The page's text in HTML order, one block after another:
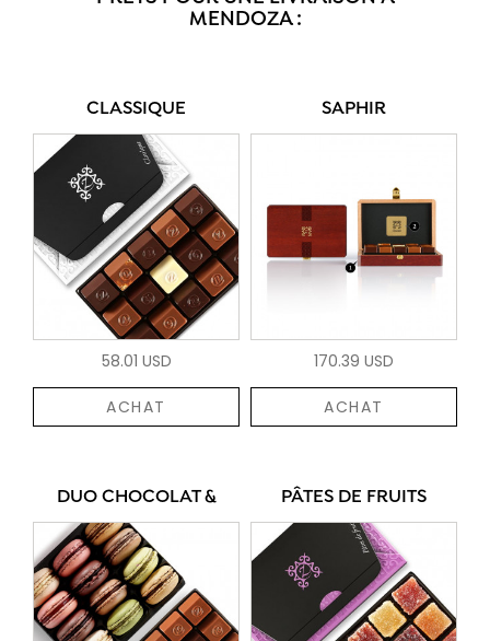
MENDOZA :
CLASSIQUE
58.01 USD
ACHAT
SAPHIR
170.39 USD
ACHAT
DUO CHOCOLAT & PÂTES DE FRUITS